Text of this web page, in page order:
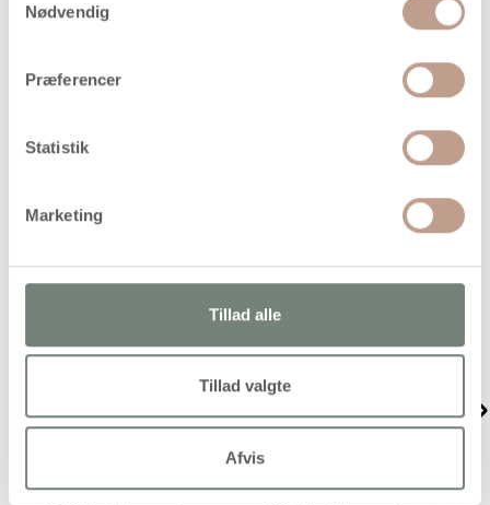
Nødvendig
Præferencer
Statistik
Marketing
Tillad alle
Tillad valgte
Afvis
Papir i god kvalitet, som du kan tegne på med blyanter,
Karton, A4, 220 g, hvid, 10
ark/ 1 pk.
27,95 kr./ stk
Karton, A2, ark 420x594
mm, 180 g, sort, 10ark/ 1
31,95 kr./ stk